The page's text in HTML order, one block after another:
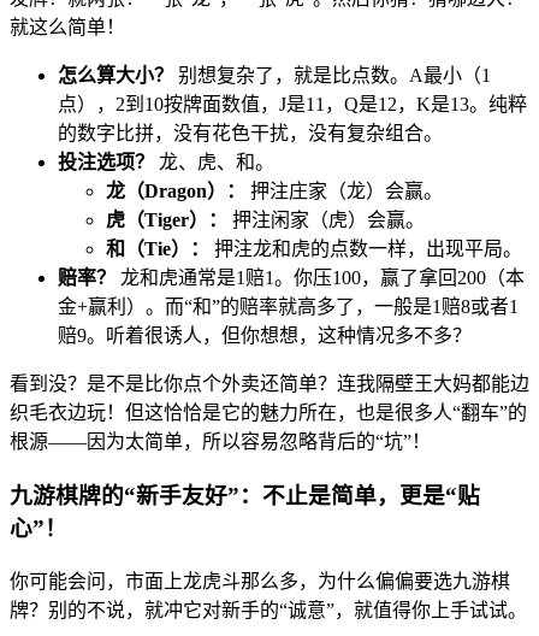
就这么简单！
怎么算大小？
别想复杂了，就是比点数。A最小（1
点），2到10按牌面数值，J是11，Q是12，K是13。纯粹
的数字比拼，没有花色干扰，没有复杂组合。
投注选项？
龙、虎、和。
龙（Dragon）：
押注庄家（龙）会赢。
虎（Tiger）：
押注闲家（虎）会赢。
和（Tie）：
押注龙和虎的点数一样，出现平局。
赔率？
龙和虎通常是1赔1。你压100，赢了拿回200（本
金+赢利）。而“和”的赔率就高多了，一般是1赔8或者1
赔9。听着很诱人，但你想想，这种情况多不多？
看到没？是不是比你点个外卖还简单？连我隔壁王大妈都能边
织毛衣边玩！但这恰恰是它的魅力所在，也是很多人“翻车”的
根源——因为太简单，所以容易忽略背后的“坑”！
九游棋牌的“新手友好”：不止是简单，更是“贴
心”！
你可能会问，市面上龙虎斗那么多，为什么偏偏要选九游棋
牌？别的不说，就冲它对新手的“诚意”，就值得你上手试试。